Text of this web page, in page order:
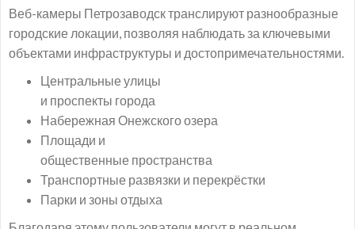
Веб-камеры Петрозаводск транслируют разнообразные
городские локации, позволяя наблюдать за ключевыми
объектами инфраструктуры и достопримечательностями.
Центральные улицы
и проспекты города
Набережная Онежского озера
Площади и
общественные пространства
Транспортные развязки и перекрёстки
Парки и зоны отдыха